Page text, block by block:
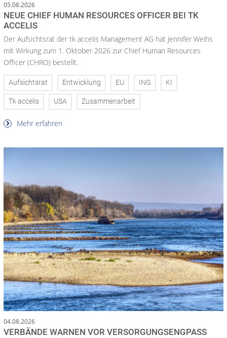
05.08.2026
NEUE CHIEF HUMAN RESOURCES OFFICER BEI TK
ACCELIS
Der Aufsichtsrat der tk accelis Management AG hat Jennifer Weihs
mit Wirkung zum 1. Oktober 2026 zur Chief Human Resources
Officer (CHRO) bestellt.
Aufsichtsrat Entwicklung EU ING KI
Tk accelis USA Zusammenarbeit
Mehr erfahren
04.08.2026
VERBÄNDE WARNEN VOR VERSORGUNGSENGPASS